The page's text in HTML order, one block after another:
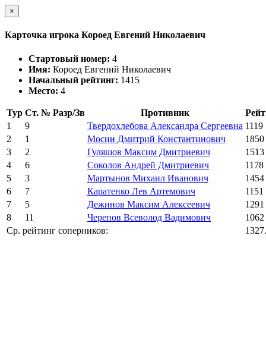
×
Карточка игрока Короед Евгений Николаевич
Стартовый номер: 4
Имя: Короед Евгений Николаевич
Начальный рейтинг: 1415
Место: 4
Тур Ст. № Разр/Зв Противник
1
9 Твердохлебова Александра Сергеевна 1119
2
1 Мосин Дмитрий Константинович
1850
3
2 Гуляшов Максим Дмитриевич
1513
4
6 Соколов Андрей Дмитриевич
1178
5
3 Мартынов Михаил Иванович
1454
6
7 Каратенко Лев Артемович
1151
7
5 Дежинов Максим Алексеевич
1291
8
11 Черепов Всеволод Вадимович
1062
Ср. рейтинг соперников: